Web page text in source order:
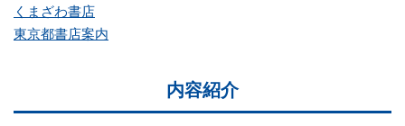
くまざわ書店
東京都書店案内
内容紹介